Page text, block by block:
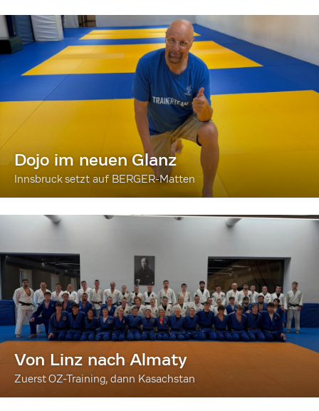
Dojo im neuen Glanz
Innsbruck setzt auf BERGER-Matten
Von Linz nach Almaty
Zuerst OZ-Training, dann Kasachstan